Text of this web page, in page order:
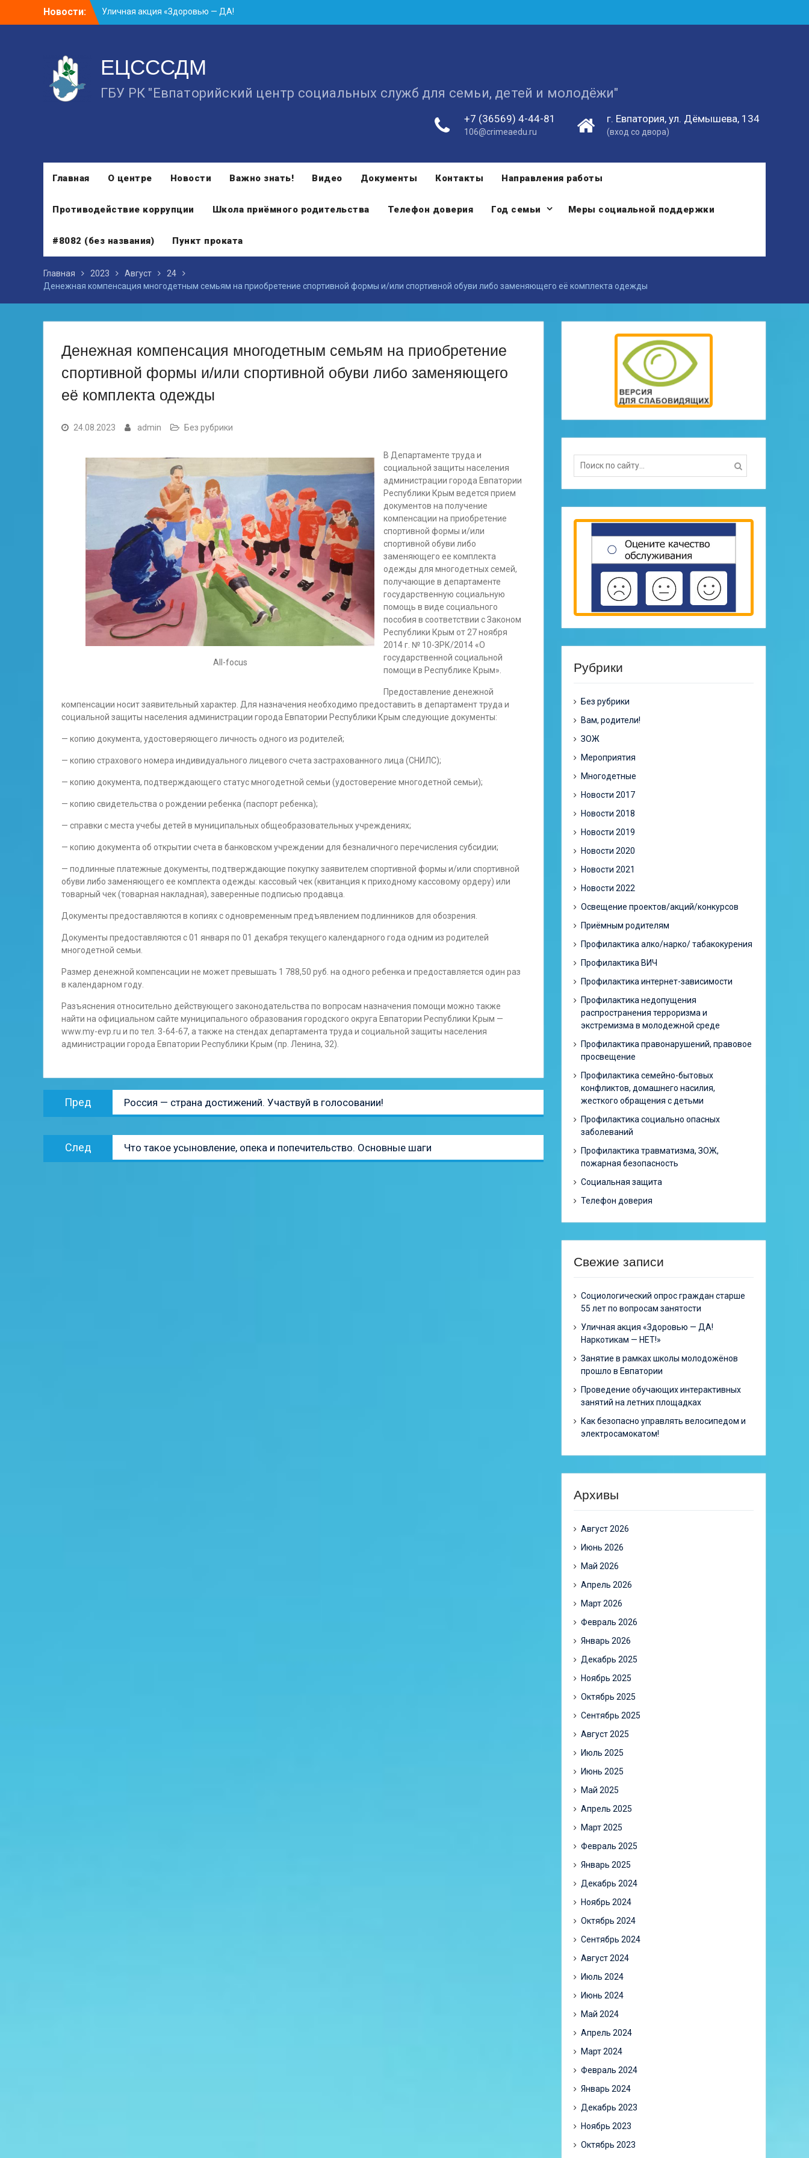
Новости:
Уличная акция «Здоровью — ДА!
Наркотикам — НЕТ!»
Cоциологический опрос граждан
старше 55 лет по вопросам занятости
ЕЦСССДМ
ГБУ РК "Евпаторийский центр социальных служб для семьи, детей и молодёжи"
+7 (36569) 4-44-81
106@crimeaedu.ru
г. Евпатория, ул. Дёмышева, 134
(вход со двора)
Главная О центре Новости Важно знать! Видео Документы Контакты Направления работы
Противодействие коррупции Школа приёмного родительства Телефон доверия Год семьи Меры социальной поддержки
#8082 (без названия) Пункт проката
Главная 2023 Август
24
Денежная компенсация многодетным семьям на приобретение спортивной формы и/или спортивной обуви либо заменяющего её комплекта одежды
Денежная компенсация многодетным семьям на приобретение
спортивной формы и/или спортивной обуви либо заменяющего
её комплекта одежды
24.08.2023 admin Без рубрики
All-focus
В Департаменте труда и
социальной защиты населения
администрации города Евпатории
Республики Крым ведется прием
документов на получение
компенсации на приобретение
спортивной формы и/или
спортивной обуви либо
заменяющего ее комплекта
одежды для многодетных семей,
получающие в департаменте
государственную социальную
помощь в виде социального
пособия в соответствии с Законом
Республики Крым от 27 ноября
2014 г. № 10-ЗРК/2014 «О
государственной социальной
помощи в Республике Крым».
Предоставление денежной
компенсации носит заявительный характер. Для назначения необходимо предоставить в департамент труда и
социальной защиты населения администрации города Евпатории Республики Крым следующие документы:
— копию документа, удостоверяющего личность одного из родителей;
— копию страхового номера индивидуального лицевого счета застрахованного лица (СНИЛС);
— копию документа, подтверждающего статус многодетной семьи (удостоверение многодетной семьи);
— копию свидетельства о рождении ребенка (паспорт ребенка);
— справки с места учебы детей в муниципальных общеобразовательных учреждениях;
— копию документа об открытии счета в банковском учреждении для безналичного перечисления субсидии;
— подлинные платежные документы, подтверждающие покупку заявителем спортивной формы и/или спортивной
обуви либо заменяющего ее комплекта одежды: кассовый чек (квитанция к приходному кассовому ордеру) или
товарный чек (товарная накладная), заверенные подписью продавца.
Документы предоставляются в копиях с одновременным предъявлением подлинников для обозрения.
Документы предоставляются с 01 января по 01 декабря текущего календарного года одним из родителей
многодетной семьи.
Размер денежной компенсации не может превышать 1 788,50 руб. на одного ребенка и предоставляется один раз
в календарном году.
Разъяснения относительно действующего законодательства по вопросам назначения помощи можно также
найти на официальном сайте муниципального образования городского округа Евпатории Республики Крым —
www.my-evp.ru и по тел. 3-64-67, а также на стендах департамента труда и социальной защиты населения
администрации города Евпатории Республики Крым (пр. Ленина, 32).
Навигация
Пред
Предыдущая
запись:
Россия — страна достижений. Участвуй в голосовании!
След
Следующая
запись:
Что такое усыновление, опека и попечительство. Основные шаги
Search
for:
Рубрики
Без рубрики
Вам, родители!
ЗОЖ
Мероприятия
Многодетные
Новости 2017
Новости 2018
Новости 2019
Новости 2020
Новости 2021
Новости 2022
Освещение проектов/акций/конкурсов
Приёмным родителям
Профилактика алко/нарко/ табакокурения
Профилактика ВИЧ
Профилактика интернет-зависимости
Профилактика недопущения
распространения терроризма и
экстремизма в молодежной среде
Профилактика правонарушений, правовое
просвещение
Профилактика семейно-бытовых
конфликтов, домашнего насилия,
жесткого обращения с детьми
Профилактика социально опасных
заболеваний
Профилактика травматизма, ЗОЖ,
пожарная безопасность
Социальная защита
Телефон доверия
Свежие записи
Cоциологический опрос граждан старше
55 лет по вопросам занятости
Уличная акция «Здоровью — ДА!
Наркотикам — НЕТ!»
Занятие в рамках школы молодожёнов
прошло в Евпатории
Проведение обучающих интерактивных
занятий на летних площадках
Как безопасно управлять велосипедом и
электросамокатом!
Архивы
Август 2026
Июнь 2026
Май 2026
Апрель 2026
Март 2026
Февраль 2026
Январь 2026
Декабрь 2025
Ноябрь 2025
Октябрь 2025
Сентябрь 2025
Август 2025
Июль 2025
Июнь 2025
Май 2025
Апрель 2025
Март 2025
Февраль 2025
Январь 2025
Декабрь 2024
Ноябрь 2024
Октябрь 2024
Сентябрь 2024
Август 2024
Июль 2024
Июнь 2024
Май 2024
Апрель 2024
Март 2024
Февраль 2024
Январь 2024
Декабрь 2023
Ноябрь 2023
Октябрь 2023